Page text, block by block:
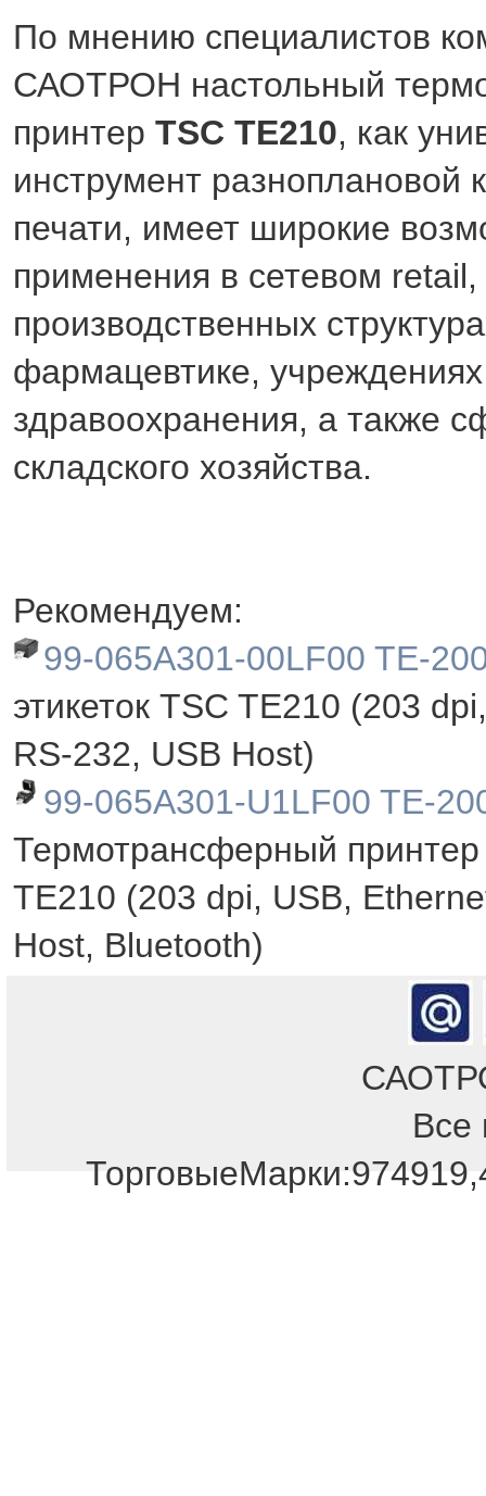
По мнению специалистов
САОТРОН настольный
принтер TSC TE210, как
инструмент разноплановой
печати, имеет широкие
применения в сетевом
производственных
фармацевтике,
здравоохранения, а также
складского хозяйства.
Рекомендуем:
99-065A301-00LF00 TE-
этикеток TSC TE210 (203
RS-232, USB Host)
99-065A301-U1LF00 TE-
Термотрансферный принтер
TE210 (203 dpi, USB,
Host, Bluetooth)
Все